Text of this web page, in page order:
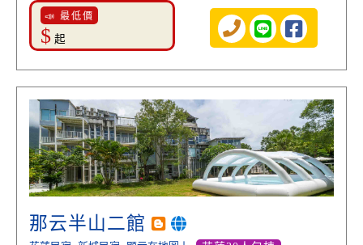
📣 最低價
$ 起
那云半山二館